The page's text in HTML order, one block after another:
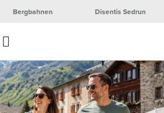
Bergbahnen Disentis Sedrun